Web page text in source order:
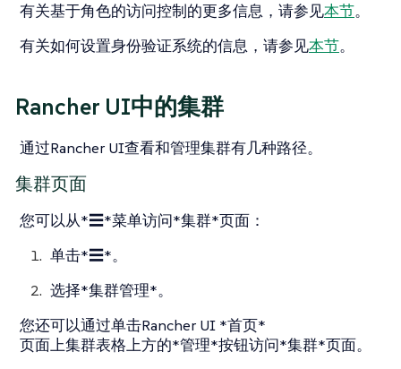
有关基于角色的访问控制的更多信息，请参见本节。
有关如何设置身份验证系统的信息，请参见本节。
Rancher UI中的集群
通过Rancher UI查看和管理集群有几种路径。
集群页面
您可以从*☰*菜单访问*集群*页面：
单击*☰*。
选择*集群管理*。
您还可以通过单击Rancher UI *首页*
页面上集群表格上方的*管理*按钮访问*集群*页面。